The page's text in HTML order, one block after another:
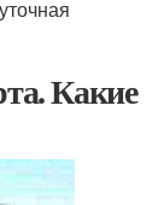
Какие